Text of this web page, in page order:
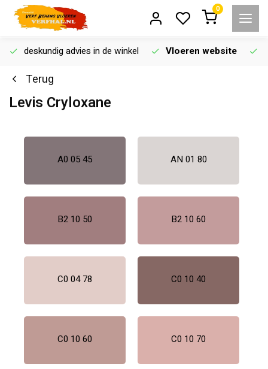
0
deskundig advies in de winkel Vloeren website
Terug
Levis Cryloxane
A0 05 45 AN 01 80
B2 10 50 B2 10 60
C0 04 78 C0 10 40
C0 10 60 C0 10 70